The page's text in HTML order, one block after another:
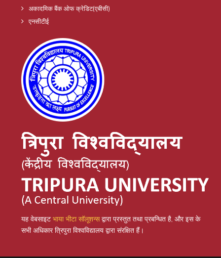
अकादमिक बैंक ओफ क्रेडिट(एबीसी)
एनसीटीई
यह वेबसाइट भाया भीटा सॉलूशन्सद्वारा प्रस्तुत तथा प्रबन्धित है, और इस के
सभी अधिकार त्रिपुरा विश्वविद्यालय द्वारा संरक्षित हैं।